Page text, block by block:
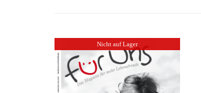
Nicht auf Lager